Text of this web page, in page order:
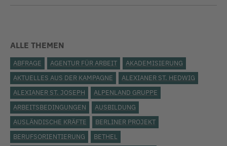
ALLE THEMEN
ABFRAGE AGENTUR FÜR ARBEIT
AKADEMISIERUNG
AKTUELLES AUS DER KAMPAGNE
ALEXIANER ST. HEDWIG
ALEXIANER ST. JOSEPH
ALPENLAND GRUPPE
ARBEITSBEDINGUNGEN
AUSBILDUNG
AUSLÄNDISCHE KRÄFTE
BERLINER PROJEKT
BERUFSORIENTIERUNG
BETHEL